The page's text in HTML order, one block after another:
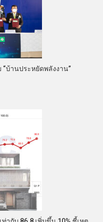
บ้านประหยัดพลังงาน”